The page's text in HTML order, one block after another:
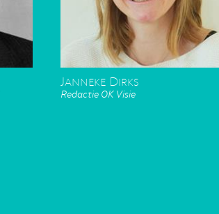
Janneke Dirks
Redactie OK Visie